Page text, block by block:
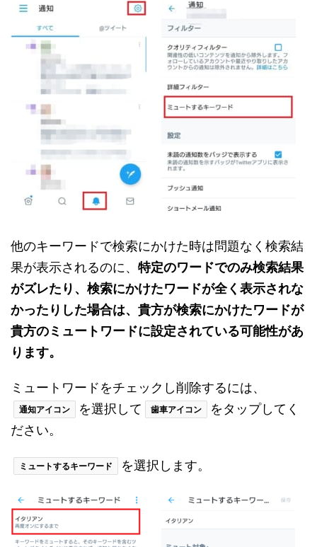
他のキーワードで検索にかけた時は問題なく検索結
果が表示されるのに、 特定のワードでのみ検索結果
がズレたり、検索にかけたワードが全く表示されな
かったりした場合は、貴方が検索にかけたワードが
貴方のミュートワードに設定されている可能性があ
ります。
ミュートワードをチェックし削除するには、
通知アイコン を選択して 歯車アイコン
をタップしてく
ださい。
ミュートするキーワード を選択します。